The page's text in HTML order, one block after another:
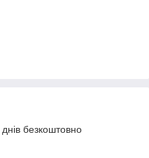
безкоштовно